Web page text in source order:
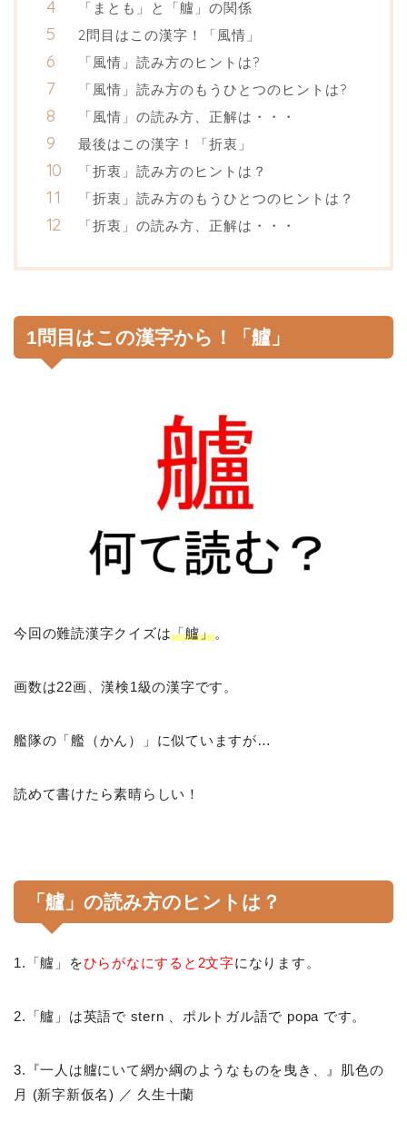
「まとも」と「艫」の関係
2問目はこの漢字！「風情」
「風情」読み方のヒントは?
「風情」読み方のもうひとつのヒントは?
「風情」の読み方、正解は・・・
最後はこの漢字！「折衷」
「折衷」読み方のヒントは？
「折衷」読み方のもうひとつのヒントは？
「折衷」の読み方、正解は・・・
1問目はこの漢字から！「艫」
今回の難読漢字クイズは「艫」。
画数は22画、漢検1級の漢字です。
艦隊の「艦（かん）」に似ていますが…
読めて書けたら素晴らしい！
「艫」の読み方のヒントは？
1.「艫」をひらがなにすると2文字になります。
2.「艫」は英語で stern 、ポルトガル語で popa です。
3.『一人は艫にいて網か綱のようなものを曳き、』肌色の
月 (新字新仮名) ／ 久生十蘭